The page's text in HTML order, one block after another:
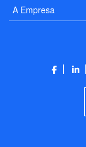
A Empresa